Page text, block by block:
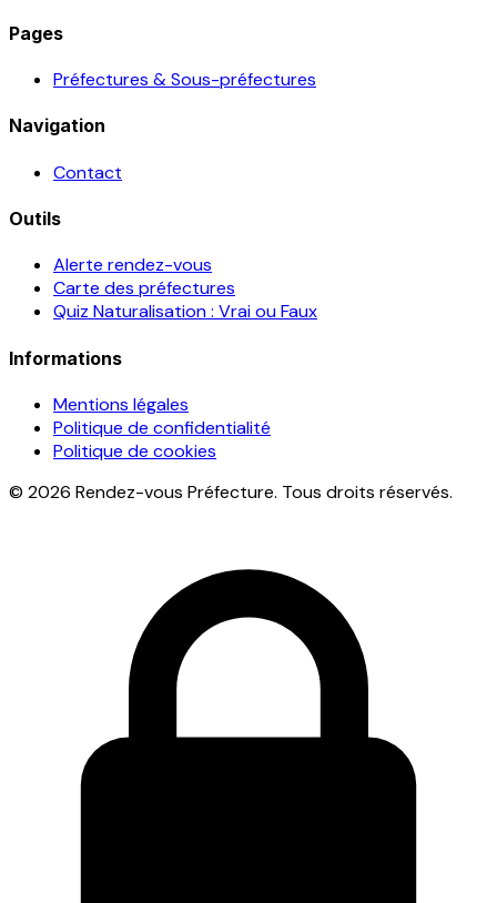
Pages
Préfectures & Sous-préfectures
Navigation
Contact
Outils
Alerte rendez-vous
Carte des préfectures
Quiz Naturalisation : Vrai ou Faux
Informations
Mentions légales
Politique de confidentialité
Politique de cookies
© 2026 Rendez-vous Préfecture. Tous droits réservés.